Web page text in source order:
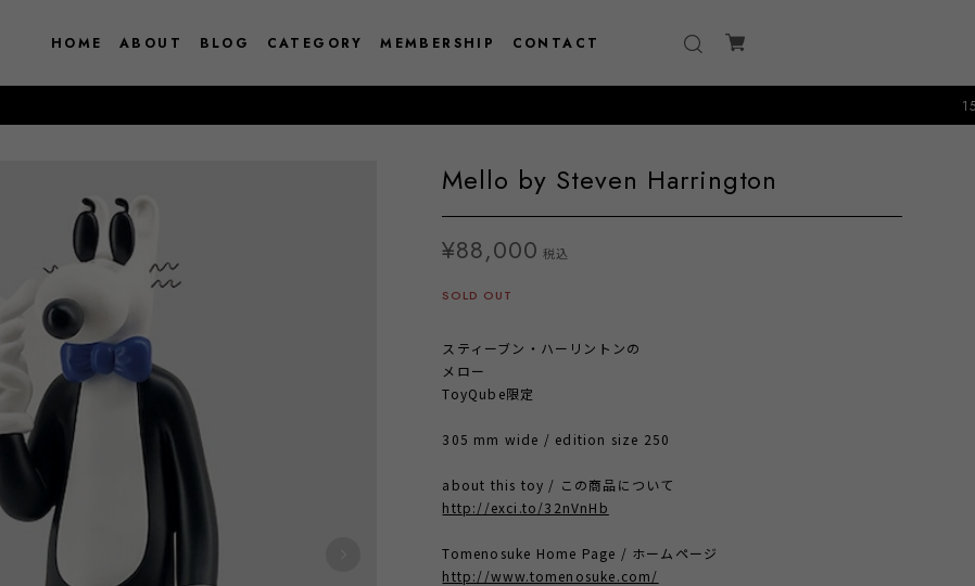
HOME ABOUT BLOG CATEGORY MEMBERSHIP CONTACT
15000円以
Mello by Steven Harrington
¥88,000 税込
SOLD OUT
スティーブン・ハーリントンの
メロー
ToyQube限定
305 mm wide / edition size 250
about this toy / この商品について
http://exci.to/32nVnHb
Tomenosuke Home Page / ホームページ
http://www.tomenosuke.com/